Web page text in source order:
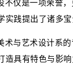
不仅是一项荣誉
实践提出了诸多
术与艺术设计系
造具有特色与影